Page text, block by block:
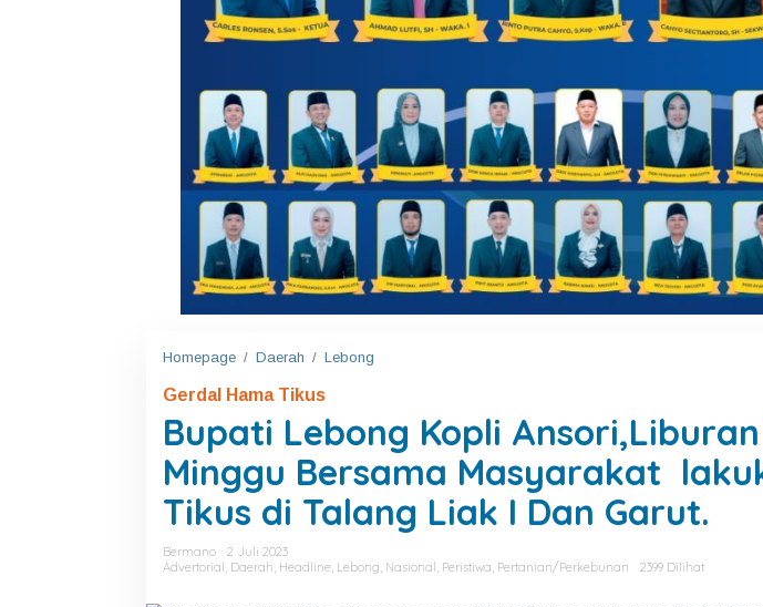
Homepage / Daerah / Lebong
L
b
g
Gerdal Hama Tikus
Bupati Lebong Kopli
Minggu Bersama Masyarakat
Tikus di Talang Liak I Dan Garut.
Bermano
2 Juli 2023
Advertorial , Daerah, Headline, Lebong, Nasional , Peristiwa, Pertanian/perkebunan 2399 Dilihat